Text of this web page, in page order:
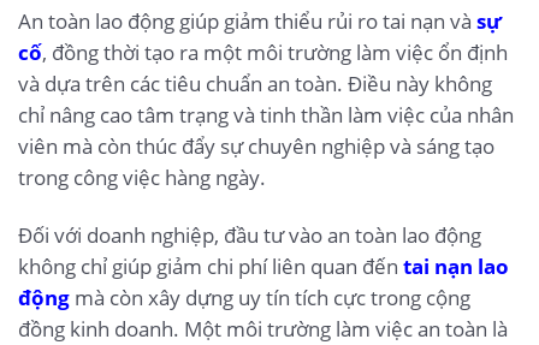
An toàn lao động giúp giảm thiểu rủi ro tai nạn và sự
cố, đồng thời tạo ra một môi trường làm việc ổn định
và dựa trên các tiêu chuẩn an toàn. Điều này không
chỉ nâng cao tâm trạng và tinh thần làm việc của nhân
viên mà còn thúc đẩy sự chuyên nghiệp và sáng tạo
trong công việc hàng ngày.
Đối với doanh nghiệp, đầu tư vào an toàn lao động
không chỉ giúp giảm chi phí liên quan đến tai nạn lao
động mà còn xây dựng uy tín tích cực trong cộng
đồng kinh doanh. Một môi trường làm việc an toàn là